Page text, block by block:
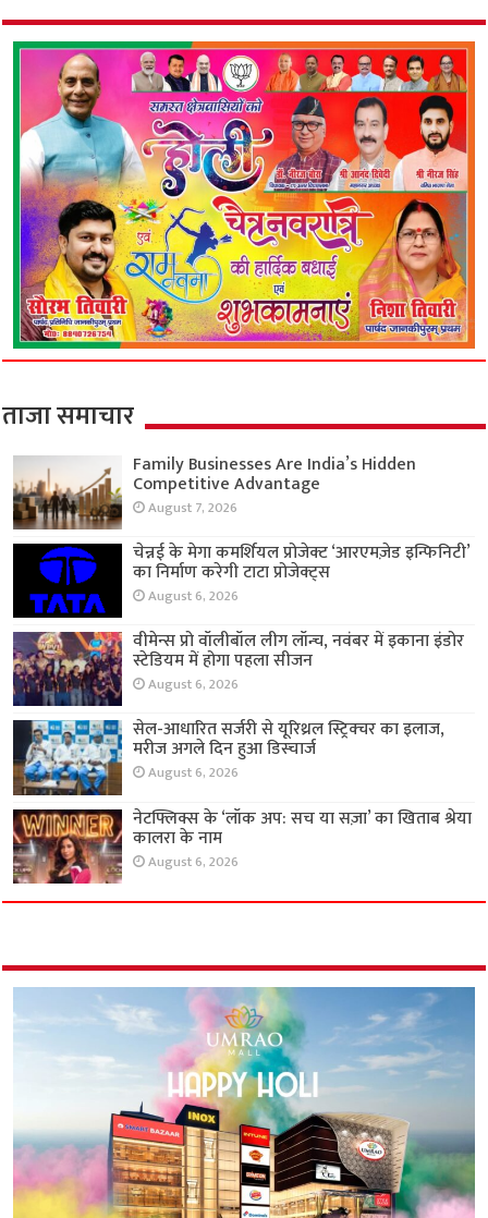
ताजा समाचार
Family Businesses Are India’s Hidden
Competitive Advantage
August 7, 2026
चेन्नई के मेगा कमर्शियल प्रोजेक्ट ‘आरएमज़ेड इन्फिनिटी’
का निर्माण करेगी टाटा प्रोजेक्ट्स
August 6, 2026
वीमेन्स प्रो वॉलीबॉल लीग लॉन्च, नवंबर में इकाना इंडोर
स्टेडियम में होगा पहला सीजन
August 6, 2026
सेल-आधारित सर्जरी से यूरिथ्रल स्ट्रिक्चर का इलाज,
मरीज अगले दिन हुआ डिस्चार्ज
August 6, 2026
नेटफ्लिक्स के ‘लॉक अप: सच या सज़ा’ का खिताब श्रेया
कालरा के नाम
August 6, 2026